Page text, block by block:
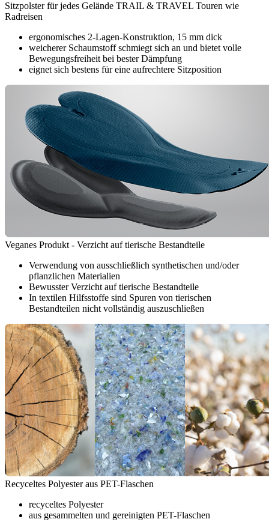
Sitzpolster für jedes Gelände TRAIL & TRAVEL Touren wie
Radreisen
ergonomisches 2-Lagen-Konstruktion, 15 mm dick
weicherer Schaumstoff schmiegt sich an und bietet volle
Bewegungsfreiheit bei bester Dämpfung
eignet sich bestens für eine aufrechtere Sitzposition
Veganes Produkt - Verzicht auf tierische Bestandteile
Verwendung von ausschließlich synthetischen und/oder
pflanzlichen Materialien
Bewusster Verzicht auf tierische Bestandteile
In textilen Hilfsstoffe sind Spuren von tierischen
Bestandteilen nicht vollständig auszuschließen
Recyceltes Polyester aus PET-Flaschen
recyceltes Polyester
aus gesammelten und gereinigten PET-Flaschen